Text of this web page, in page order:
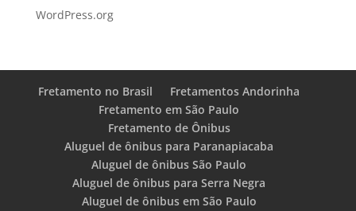
WordPress.org
Fretamento no Brasil
Fretamentos Andorinha
Fretamento em São Paulo
Fretamento de Ônibus
Aluguel de ônibus para Paranapiacaba
Aluguel de ônibus São Paulo
Aluguel de ônibus para Serra Negra
Aluguel de ônibus em São Paulo